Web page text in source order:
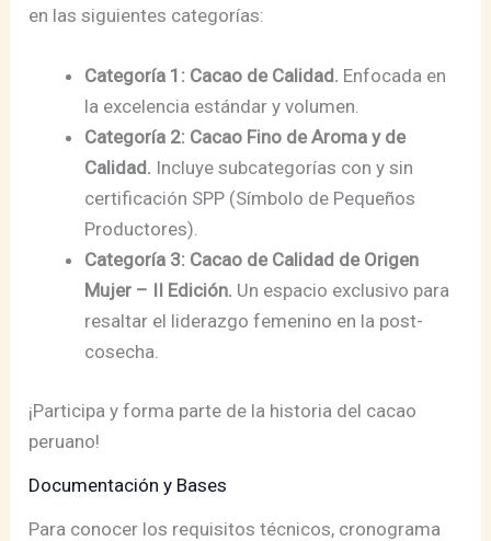
en las siguientes categorías:
Categoría 1: Cacao de Calidad. Enfocada en
la excelencia estándar y volumen.
Categoría 2: Cacao Fino de Aroma y de
Calidad. Incluye subcategorías con y sin
certificación SPP (Símbolo de Pequeños
Productores).
Categoría 3: Cacao de Calidad de Origen
Mujer – II Edición. Un espacio exclusivo para
resaltar el liderazgo femenino en la post-
cosecha.
¡Participa y forma parte de la historia del cacao
peruano!
Documentación y Bases
Para conocer los requisitos técnicos, cronograma